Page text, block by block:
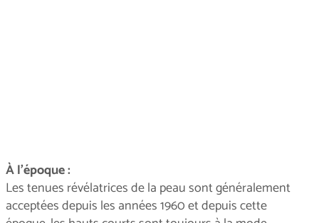
À l'époque :
Les tenues révélatrices de la peau sont généralement
acceptées depuis les années 1960 et depuis cette